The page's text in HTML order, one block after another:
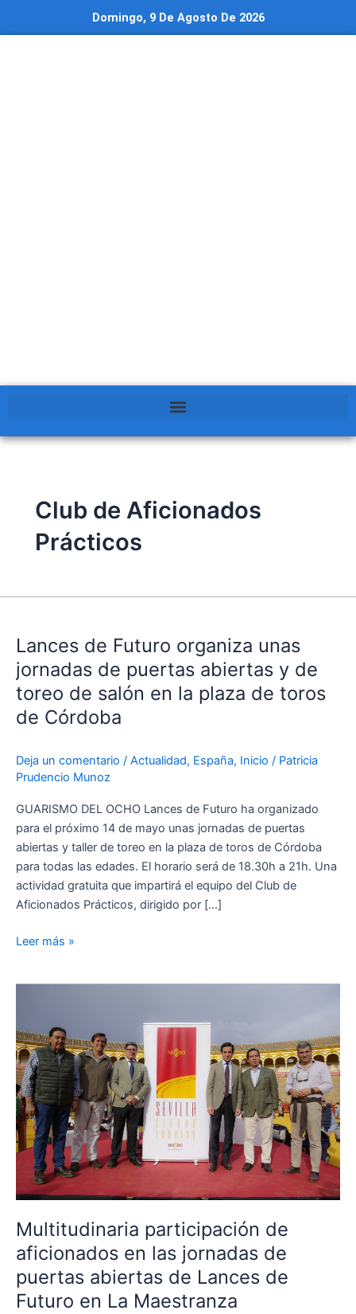
Domingo, 9 De Agosto De 2026
Club de Aficionados
Prácticos
Lances de Futuro organiza unas
jornadas de puertas abiertas y de
toreo de salón en la plaza de toros
de Córdoba
Deja un comentario / Actualidad, España, Inicio / Patricia
Prudencio Munoz
GUARISMO DEL OCHO Lances de Futuro ha organizado
para el próximo 14 de mayo unas jornadas de puertas
abiertas y taller de toreo en la plaza de toros de Córdoba
para todas las edades. El horario será de 18.30h a 21h. Una
actividad gratuita que impartirá el equipo del Club de
Aficionados Prácticos, dirigido por […]
Futuro
organiza
unas
jornadas
de
abiertas
y
toreo
de
salón
en
la
plaza
toros
Córdoba
Leer más »
Multitudinaria participación de
aficionados en las jornadas de
puertas abiertas de Lances de
Futuro en La Maestranza
de
aficionados
en
las
jornadas
de
puertas
abiertas
Lances
de
en
La
Maestranza